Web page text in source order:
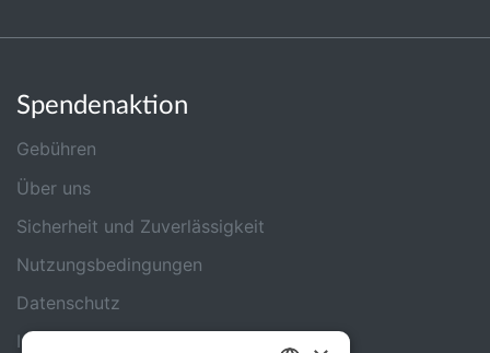
Spendenaktion
Gebühren
Über uns
Sicherheit und Zuverlässigkeit
Nutzungsbedingungen
Datenschutz
Impressum